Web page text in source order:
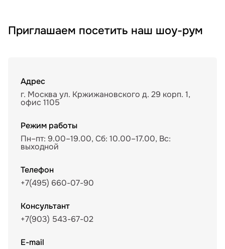
Приглашаем посетить наш шоу-рум
Адрес
г. Москва ул. Кржижановского д. 29 корп. 1,
офис 1105
Режим работы
Пн–пт: 9.00–19.00, Сб: 10.00–17.00, Вс:
выходной
Телефон
+7(495) 660-07-90
Консультант
+7(903) 543-67-02
E-mail